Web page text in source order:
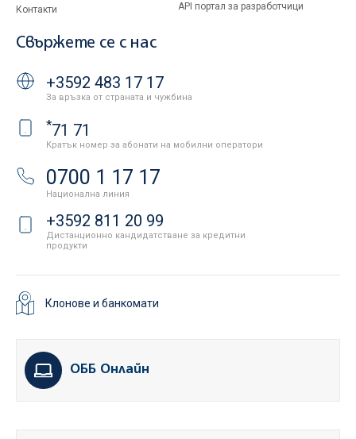
Контакти
API портал за разработчици
Свържете се с нас
+3592 483 17 17
За връзка от страната и чужбина
*71 71
Кратък номер за абонати на мобилни оператори
0700 1 17 17
Национална линия
+3592 811 20 99
Дистанционно кандидатстване за кредитни
продукти
Клонове и банкомати
ОББ Онлайн